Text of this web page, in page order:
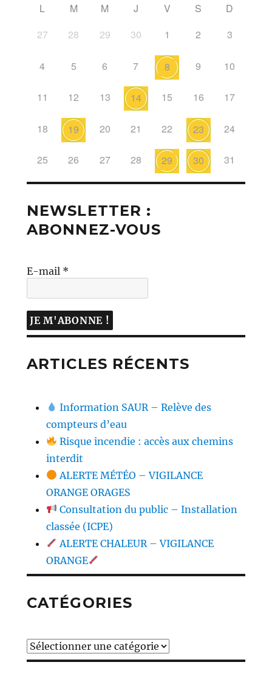
L M M J V S
D
27
28 29 30 1 2 3
4 5 6 7 8 9 10
11 12 13 14 15 16 17
18 19 20 21 22 23 24
25 26 27 28 29 30 31
NEWSLETTER :
ABONNEZ-VOUS
E-mail *
ARTICLES RÉCENTS
Information SAUR – Relève des
compteurs d’eau
Risque incendie : accès aux chemins
interdit
ALERTE MÉTÉO – VIGILANCE
ORANGE ORAGES
Consultation du public – Installation
classée (ICPE)
ALERTE CHALEUR – VIGILANCE
ORANGE
CATÉGORIES
Catégories